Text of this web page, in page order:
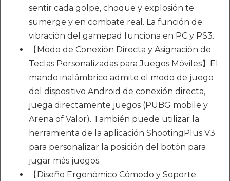
sentir cada golpe, choque y explosión te
sumerge y en combate real. La función de
vibración del gamepad funciona en PC y PS3.
【Modo de Conexión Directa y Asignación de
Teclas Personalizadas para Juegos Móviles】El
mando inalámbrico admite el modo de juego
del dispositivo Android de conexión directa,
juega directamente juegos (PUBG mobile y
Arena of Valor). También puede utilizar la
herramienta de la aplicación ShootingPlus V3
para personalizar la posición del botón para
jugar más juegos.
【Diseño Ergonómico Cómodo y Soporte